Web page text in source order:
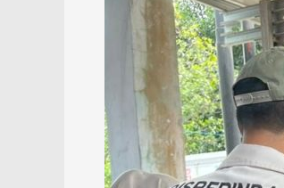
Kendalikan